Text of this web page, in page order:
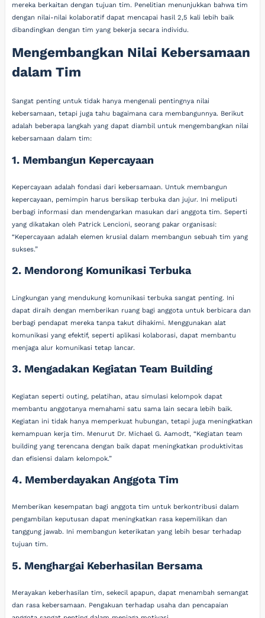
mereka berkaitan dengan tujuan tim. Penelitian menunjukkan bahwa tim
dengan nilai-nilai kolaboratif dapat mencapai hasil 2,5 kali lebih baik
dibandingkan dengan tim yang bekerja secara individu.
Mengembangkan Nilai Kebersamaan
dalam Tim
Sangat penting untuk tidak hanya mengenali pentingnya nilai
kebersamaan, tetapi juga tahu bagaimana cara membangunnya. Berikut
adalah beberapa langkah yang dapat diambil untuk mengembangkan nilai
kebersamaan dalam tim:
1. Membangun Kepercayaan
Kepercayaan adalah fondasi dari kebersamaan. Untuk membangun
kepercayaan, pemimpin harus bersikap terbuka dan jujur. Ini meliputi
berbagi informasi dan mendengarkan masukan dari anggota tim. Seperti
yang dikatakan oleh Patrick Lencioni, seorang pakar organisasi:
“Kepercayaan adalah elemen krusial dalam membangun sebuah tim yang
sukses.”
2. Mendorong Komunikasi Terbuka
Lingkungan yang mendukung komunikasi terbuka sangat penting. Ini
dapat diraih dengan memberikan ruang bagi anggota untuk berbicara dan
berbagi pendapat mereka tanpa takut dihakimi. Menggunakan alat
komunikasi yang efektif, seperti aplikasi kolaborasi, dapat membantu
menjaga alur komunikasi tetap lancar.
3. Mengadakan Kegiatan Team Building
Kegiatan seperti outing, pelatihan, atau simulasi kelompok dapat
membantu anggotanya memahami satu sama lain secara lebih baik.
Kegiatan ini tidak hanya memperkuat hubungan, tetapi juga meningkatkan
kemampuan kerja tim. Menurut Dr. Michael G. Aamodt, “Kegiatan team
building yang terencana dengan baik dapat meningkatkan produktivitas
dan efisiensi dalam kelompok.”
4. Memberdayakan Anggota Tim
Memberikan kesempatan bagi anggota tim untuk berkontribusi dalam
pengambilan keputusan dapat meningkatkan rasa kepemilikan dan
tanggung jawab. Ini membangun keterikatan yang lebih besar terhadap
tujuan tim.
5. Menghargai Keberhasilan Bersama
Merayakan keberhasilan tim, sekecil apapun, dapat menambah semangat
dan rasa kebersamaan. Pengakuan terhadap usaha dan pencapaian